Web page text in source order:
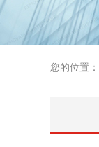
您的位置：